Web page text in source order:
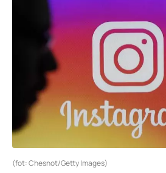
(fot: Chesnot/Getty Images)